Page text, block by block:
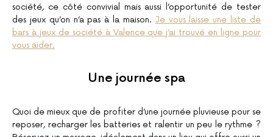
société, ce côté convivial mais aussi l’opportunité de tester
des jeux qu’on n’a pas à la maison. Je vous laisse une liste de
bars à jeux de société à Valence que j’ai trouvé en ligne pour
vous aider.
Une journée spa
Quoi de mieux que de profiter d’une journée pluvieuse pour se
reposer, recharger les batteries et ralentir un peu le rythme ?